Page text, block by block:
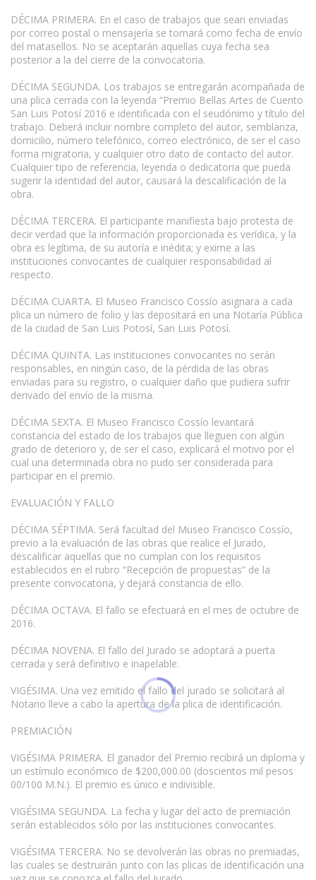
DÉCIMA PRIMERA. En el caso de trabajos que sean enviadas
por correo postal o mensajería se tomará como fecha de envío
del matasellos. No se aceptarán aquellas cuya fecha sea
posterior a la del cierre de la convocatoria.
DÉCIMA SEGUNDA. Los trabajos se entregarán acompañada de
una plica cerrada con la leyenda “Premio Bellas Artes de Cuento
San Luis Potosí 2016 e identificada con el seudónimo y título del
trabajo. Deberá incluir nombre completo del autor, semblanza,
domicilio, número telefónico, correo electrónico, de ser el caso
forma migratoria, y cualquier otro dato de contacto del autor.
Cualquier tipo de referencia, leyenda o dedicatoria que pueda
sugerir la identidad del autor, causará la descalificación de la
obra.
DÉCIMA TERCERA. El participante manifiesta bajo protesta de
decir verdad que la información proporcionada es verídica, y la
obra es legítima, de su autoría e inédita; y exime a las
instituciones convocantes de cualquier responsabilidad al
respecto.
DÉCIMA CUARTA. El Museo Francisco Cossío asignara a cada
plica un número de folio y las depositará en una Notaría Pública
de la ciudad de San Luis Potosí, San Luis Potosí.
DÉCIMA QUINTA. Las instituciones convocantes no serán
responsables, en ningún caso, de la pérdida de las obras
enviadas para su registro, o cualquier daño que pudiera sufrir
derivado del envío de la misma.
DÉCIMA SEXTA. El Museo Francisco Cossío levantará
constancia del estado de los trabajos que lleguen con algún
grado de deterioro y, de ser el caso, explicará el motivo por el
cual una determinada obra no pudo ser considerada para
participar en el premio.
EVALUACIÓN Y FALLO
DÉCIMA SÉPTIMA. Será facultad del Museo Francisco Cossío,
previo a la evaluación de las obras que realice el Jurado,
descalificar aquellas que no cumplan con los requisitos
establecidos en el rubro “Recepción de propuestas” de la
presente convocatoria, y dejará constancia de ello.
DÉCIMA OCTAVA. El fallo se efectuará en el mes de octubre de
2016.
DÉCIMA NOVENA. El fallo del Jurado se adoptará a puerta
cerrada y será definitivo e inapelable.
VIGÉSIMA. Una vez emitido el fallo del jurado se solicitará al
Notario lleve a cabo la apertura de la plica de identificación.
PREMIACIÓN
VIGÉSIMA PRIMERA. El ganador del Premio recibirá un diploma y
un estímulo económico de $200,000.00 (doscientos mil pesos
00/100 M.N.). El premio es único e indivisible.
VIGÉSIMA SEGUNDA. La fecha y lugar del acto de premiación
serán establecidos sólo por las instituciones convocantes.
VIGÉSIMA TERCERA. No se devolverán las obras no premiadas,
las cuales se destruirán junto con las plicas de identificación una